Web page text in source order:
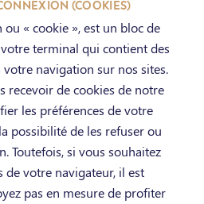
(COOKIES)
« cookie », est un bloc de
terminal qui contient des
navigation sur nos sites.
recevoir de cookies de notre
les préférences de votre
possibilité de les refuser ou
Toutefois, si vous souhaitez
de votre navigateur, il est
pas en mesure de profiter